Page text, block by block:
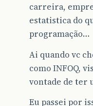
carreira,
estatistica do
programação…
Ai quando vc
como INFOQ,
vontade de ter
Eu passei por